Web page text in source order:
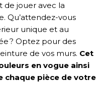
de jouer avec la
Qu’attendez-vous
unique et au
? Optez pour des
de vos murs. Cet
en vogue ainsi
chaque pièce de votre